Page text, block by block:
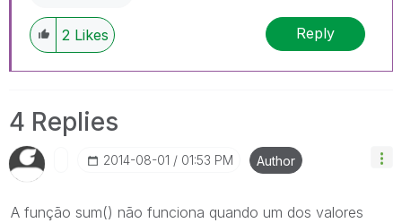
2 Likes Reply
4 Replies
‎2014-08-01 01:53 PM Author
A função sum() não funciona quando um dos valores